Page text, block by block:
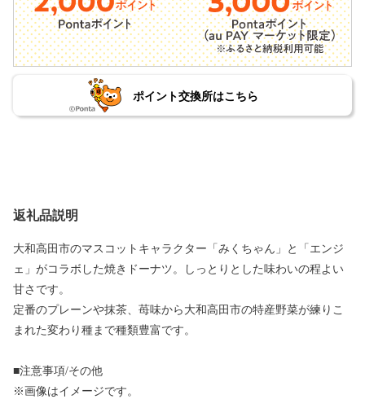
ポイント交換所はこちら
返礼品説明
大和高田市のマスコットキャラクター「みくちゃん」と「エンジ
ェ」がコラボした焼きドーナツ。しっとりとした味わいの程よい
甘さです。
定番のプレーンや抹茶、苺味から大和高田市の特産野菜が練りこ
まれた変わり種まで種類豊富です。
■注意事項/その他
※画像はイメージです。